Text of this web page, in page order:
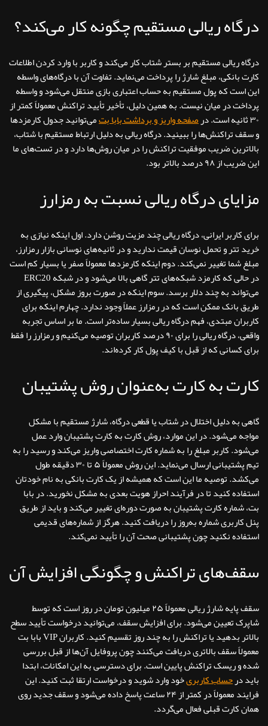
درگاه ریالی مستقیم چگونه کار می‌کند؟
درگاه ریالی مستقیم بر بستر شتاب کار می‌کند و کاربر با وارد کردن اطلاعات
کارت بانکی، مبلغ شارژ را پرداخت می‌نماید. تفاوت آن با درگاه‌های واسطه
این است که پول مستقیم به حساب اعتباری بازی منتقل می‌شود و واسطه
پرداخت در میان نیست. به همین دلیل، تأخیر تأیید تراکنش معمولاً کمتر از
۳۰ ثانیه است. در
صفحه واریز و برداشت بابا بتمی‌توانید جدول کارمزدها
و سقف تراکنش‌ها را ببینید. درگاه ریالی به دلیل ارتباط مستقیم با شتاب،
بالاترین ضریب موفقیت تراکنش را در میان روش‌ها دارد و در تست‌های ما
این ضریب از ۹۸ درصد بالاتر بود.
مزایای درگاه ریالی نسبت به رمزارز
برای کاربر ایرانی، درگاه ریالی چند مزیت روشن دارد. اول اینکه نیازی به
خرید تتر و تحمل نوسان قیمت ندارید و در ثانیه‌های نوسانی بازار رمزارز،
مبلغ شما تغییر نمی‌کند. دوم اینکه کارمزدها معمولاً صفر یا بسیار کم است
در حالی که کارمزد شبکه‌های تتر گاهی بالا می‌شود و در شبکه ERC20
می‌تواند به چند دلار برسد. سوم اینکه در صورت بروز مشکل، پیگیری از
طریق بانک ممکن است که در رمزارز عملاً وجود ندارد. چهارم اینکه برای
کاربران مبتدی، فهم درگاه ریالی بسیار ساده‌تر است. ما بر اساس تجربه
واقعی، درگاه ریالی را برای ۹۰ درصد کاربران توصیه می‌کنیم و رمزارز را فقط
برای کسانی که از قبل با کیف پول کار کرده‌اند.
کارت به کارت به‌عنوان روش پشتیبان
گاهی به دلیل اختلال در شتاب یا قطعی درگاه، شارژ مستقیم با مشکل
مواجه می‌شود. در این موارد، روش کارت به کارت پشتیبان وارد عمل
می‌شود. کاربر مبلغ را به شماره کارت اختصاصی واریز می‌کند و رسید را به
تیم پشتیبانی ارسال می‌نماید. این روش معمولاً ۵ تا ۳۰ دقیقه طول
می‌کشد. توصیه ما این است که همیشه از یک کارت بانکی به نام خودتان
استفاده کنید تا در فرآیند احراز هویت بعدی به مشکل نخورید. در بابا
بت، شماره کارت پشتیبان به صورت دوره‌ای تغییر می‌کند و باید از طریق
پنل کاربری شماره به‌روز را دریافت کنید. هرگز از شماره‌های قدیمی
استفاده نکنید چون پشتیبانی صحت آن را تأیید نمی‌کند.
سقف‌های تراکنش و چگونگی افزایش آن
سقف پایه شارژ ریالی معمولاً ۲۵ میلیون تومان در روز است که توسط
شاپرک تعیین می‌شود. برای افزایش سقف، می‌توانید درخواست تأیید سطح
بالاتر بدهید یا تراکنش را به چند روز تقسیم کنید. کاربران VIP بابا بت
معمولاً سقف بالاتری دریافت می‌کنند چون پروفایل آن‌ها از قبل بررسی
شده و ریسک تراکنش پایین است. برای دسترسی به این امکانات، ابتدا
باید درحساب کاربریخود وارد شوید و درخواست ارتقا ثبت کنید. این
فرایند معمولاً در کمتر از ۲۴ ساعت پاسخ داده می‌شود و سقف جدید روی
همان کارت قبلی فعال می‌گردد.